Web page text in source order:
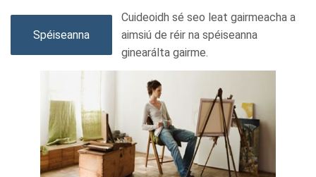
Spéiseanna
Cuideoidh sé seo leat gairmeacha a
aimsiú de réir na spéiseanna
ginearálta gairme.